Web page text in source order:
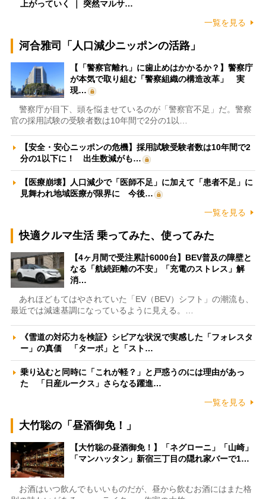
上がっていく ｜ 突然マルサ…
一覧を見る
河合雅司「人口減少ニッポンの活路」
【「警察官離れ」に歯止めはかかるか？】警察庁
が本気で取り組む「警察組織の構造改革」 実
現…
警察庁が目下、頭を悩ませているのが「警察官不足」だ。警察
官の採用試験の受験者数は10年間で2分の1以…
【安全・安心ニッポンの危機】採用試験受験者数は10年間で2
分の1以下に！ 出生数減がも…
【医療崩壊】人口減少で「医師不足」に加えて「患者不足」に
見舞われ地域医療が限界に 今後…
一覧を見る
快適クルマ生活 乗ってみた、使ってみた
【4ヶ月間で受注累計6000台】BEV普及の障壁と
なる「航続距離の不安」「充電のストレス」解
消…
あれほどもてはやされていた「EV（BEV）シフト」の潮流も、
最近では減速基調になっているように見える。…
《雪道の対応力を検証》シビアな状況で実感した「フォレスタ
ー」の真価 「ターボ」と「スト…
乗り込むと同時に「これが軽？」と戸惑うのには理由があっ
た 「日産ルークス」さらなる躍進…
一覧を見る
大竹聡の「昼酒御免！」
【大竹聡の昼酒御免！】「ネグローニ」「山崎」
「マンハッタン」新宿三丁目の隠れ家バーで1…
お酒はいつ飲んでもいいものだが、昼から飲むお酒にはまた格